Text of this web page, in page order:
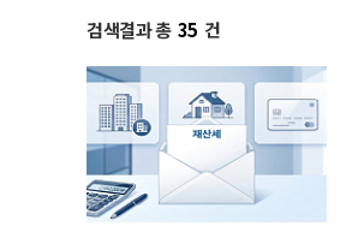
검색결과 총 35 건